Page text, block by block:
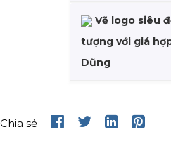
Vẽ logo siêu
tượng với giá
Dũng
Chia sẻ